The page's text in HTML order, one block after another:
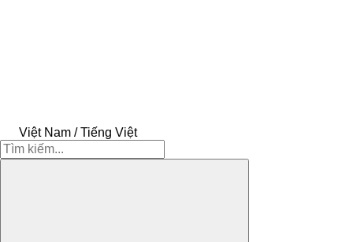
Việt Nam / Tiếng Việt